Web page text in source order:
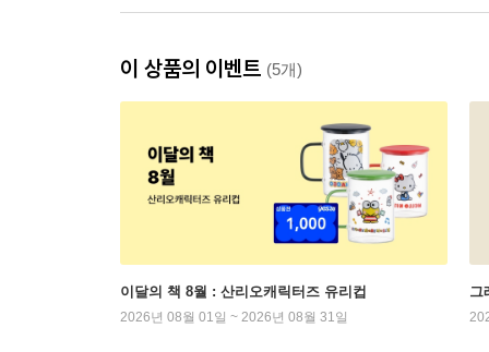
이 상품의 이벤트 (5개)
이달의 책 8월 : 산리오캐릭터즈 유리컵
2026년 08월 01일 ~ 2026년 08월 31일
그